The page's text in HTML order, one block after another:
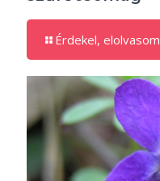
Érdekel, elolvasom